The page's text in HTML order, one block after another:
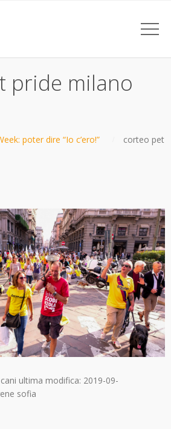
pride milano
poter dire “Io c’ero!”
corteo pet
ultima modifica: 2019-09-
sofia